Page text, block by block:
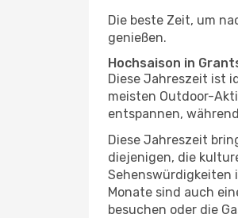
Die beste Zeit, um
genießen.
Hochsaison in
Diese Jahreszeit ist
meisten Outdoor-
entspannen,
Diese Jahreszeit
diejenigen, die
Sehenswürdigkeiten
Monate sind auch
besuchen oder die